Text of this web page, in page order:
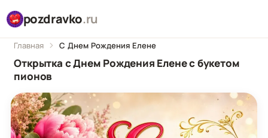
pozdravko.ru
Главная С Днем Рождения Елене
Открытка с Днем Рождения Елене с букетом
пионов